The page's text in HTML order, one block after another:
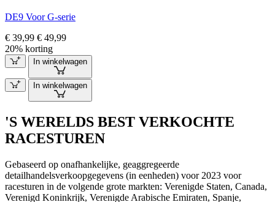
DE9 Voor G-serie
€ 39,99 € 49,99
20% korting
In winkelwagen
In winkelwagen
'S WERELDS BEST VERKOCHTE
RACESTUREN
Gebaseerd op onafhankelijke, geaggregeerde
detailhandelsverkoopgegevens (in eenheden) voor 2023 voor
racesturen in de volgende grote markten: Verenigde Staten, Canada,
Verenigd Koninkrijk, Verenigde Arabische Emiraten, Spanje,